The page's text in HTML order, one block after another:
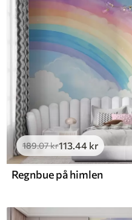
189.07kr113.44 kr
Regnbue på himlen